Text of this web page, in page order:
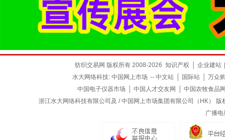
纺织交易网 版权所有 2008-2026 知识产权 企业建站
水大网络科技: 中国网上市场 -- 中文站 国际站
万众
中国电子仪器市场
中国人才交友网
中国农牧食品
浙江水大网络科技有限公司及 / 中国网上市场集团有限公司（HK）
广播